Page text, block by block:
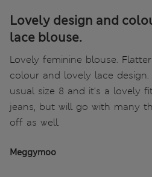
Lovely design and
lace blouse.
Lovely feminine blouse.
colour and lovely lace
usual size 8 and it's a lovely
jeans, but will go with many
off as well.
Meggymoo